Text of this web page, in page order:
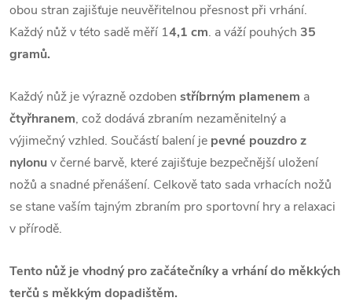
obou stran zajišťuje neuvěřitelnou přesnost při vrhání.
Každý nůž v této sadě měří 14,1 cm. a váží pouhých 35
gramů.
Každý nůž je výrazně ozdoben stříbrným plamenem a
čtyřhranem, což dodává zbraním nezaměnitelný a
výjimečný vzhled. Součástí balení je pevné pouzdro z
nylonuv černé barvě, které zajišťuje bezpečnější uložení
nožů a snadné přenášení. Celkově tato sada vrhacích nožů
se stane vaším tajným zbraním pro sportovní hry a relaxaci
v přírodě.
Tento nůž je vhodný pro začátečníky a vrhání do měkkých
terčů s měkkým dopadištěm.